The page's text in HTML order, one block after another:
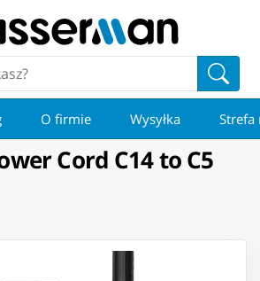
O firmie Wysyłka Strefa
Cord C14 to C5